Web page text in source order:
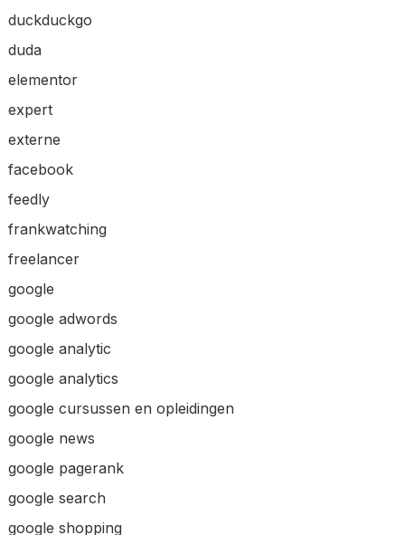
duckduckgo
duda
elementor
expert
externe
facebook
feedly
frankwatching
freelancer
google
google adwords
google analytic
google analytics
google cursussen en opleidingen
google news
google pagerank
google search
google shopping